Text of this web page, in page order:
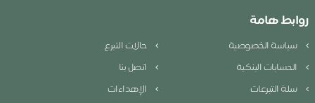
روابط هامة
سياسة الخصوصية
حالات التبرع
الحسابات البنكية
اتصل بنا
سلة التبرعات
الإهداءات